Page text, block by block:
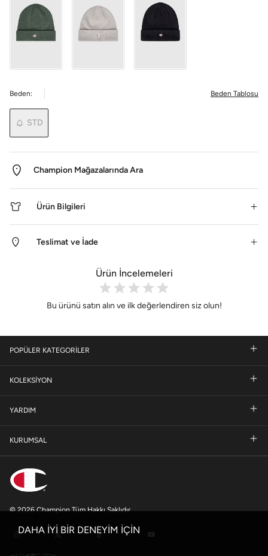
Beden: Beden Tablosu
STD
Champion Mağazalarında Ara
Ürün Bilgileri
Teslimat ve İade
Ürün İncelemeleri
Bu ürünü satın alın ve ilk değerlendiren siz olun!
POPÜLER KATEGORİLER
KOLEKSİYON
YARDIM
KURUMSAL
© 2026 Champion Tüm Hakkı Saklıdır
DAHA İYİ BİR DENEYİM İÇİN